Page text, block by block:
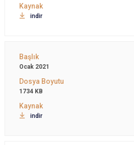
indir
Ocak 2021
1734 KB
indir